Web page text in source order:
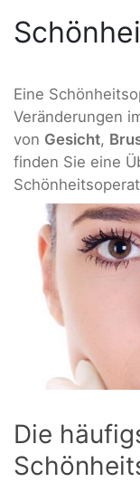
Eine
Veränderungen
von Gesicht,
finden Sie eine
Die